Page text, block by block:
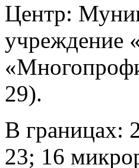
Центр:
учреждение
29).
В границах:
23; 16